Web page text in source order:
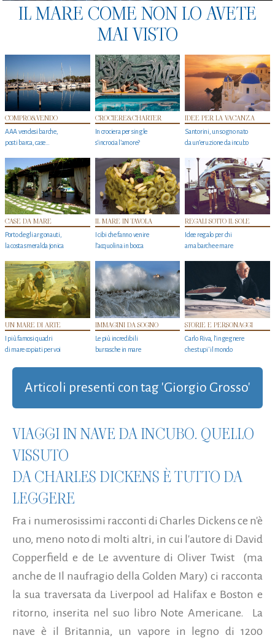
IL MARE COME NON LO AVETE
MAI VISTO
COMPRO&VENDO
AAA vendesi barche,
posti barca, case…
CROCIERE&CHARTER
In crociera per single
s'incrocia l’amore?
IDEE PER LA VACANZA
Santorini, un sogno nato
da un’eruzione da incubo
CASE DA MARE
Porto degli argonauti,
la costa smeralda jonica
IL MARE IN TAVOLA
I cibi che fanno venire
l’acquolina in bocca
REGALI SOTTO IL SOLE
Idee regalo per chi
ama barche e mare
UN MARE DI ARTE
I più famosi quadri
di mare copiati per voi
IMMAGINI DA SOGNO
Le più incredibili
burrasche in mare
STORIE E PERSONAGGI
Carlo Riva, l’ingegnere
che stupi' il mondo
Articoli presenti con tag 'Giorgio Grosso'
VIAGGI IN NAVE DA INCUBO. QUELLO
VISSUTO
DA CHARLES DICKENS È TUTTO DA
LEGGERE
Fra i numerosissimi racconti di Charles Dickens ce n'è
uno, meno noto di molti altri, in cui l'autore di David
Copperfield e de Le avventure di Oliver Twist (ma
anche de Il naufragio della Golden Mary) ci racconta
la sua traversata da Liverpool ad Halifax e Boston e
ritorno, inserita nel suo libro Note Americane. La
nave è il Britannia, un vapore in legno di 1200